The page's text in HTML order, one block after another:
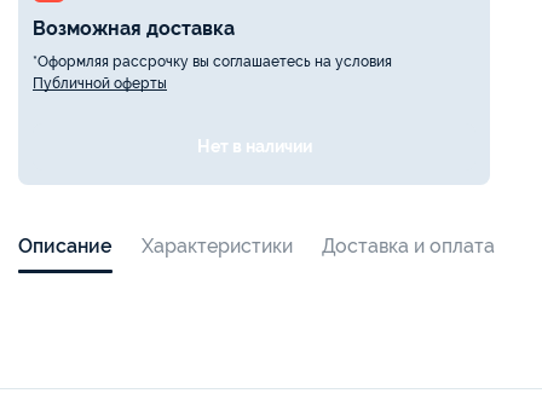
Возможная доставка
*Оформляя рассрочку вы соглашаетесь на условия
Публичной оферты
Нет в наличии
Описание Характеристики Доставка и оплата